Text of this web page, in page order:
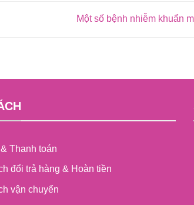
Một số bệnh nhiễm khuẩn
Thanh toán
đổi trả hàng & Hoàn tiền
vận chuyển